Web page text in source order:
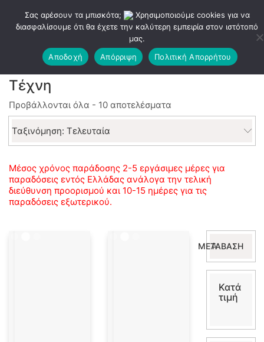
Τέχνη
Προβάλλονται όλα - 10 αποτελέσματα
by
Ταξινόμηση: Τελευταία
Μέσος χρόνος παράδοσης 2-5 εργάσιμες μέρες για
παραδόσεις εντός Ελλάδας ανάλογα την τελική
διεύθυνση προορισμού και 10-15 ημέρες για τις
παραδόσεις εξωτερικού.
για:
ΜΕΤΆΒΑΣΗ
Κατά
τιμή
Σας αρέσουν τα μπισκότα;
Χρησιμοποιούμε cookies για να
διασφαλίσουμε ότι θα έχετε την καλύτερη εμπειρία στον ιστότοπό
μας.
Αποδοχή
Απόρριψη Πολιτική Απορρήτου